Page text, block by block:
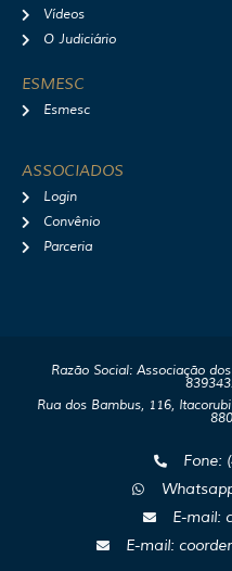
Vídeos
O Judiciário
ESMESC
Esmesc
ASSOCIADOS
Login
Convênio
Parceria
Razão Social: Associação
Rua dos Bambus, 116,
Fone:
E-mail:
E-mail: